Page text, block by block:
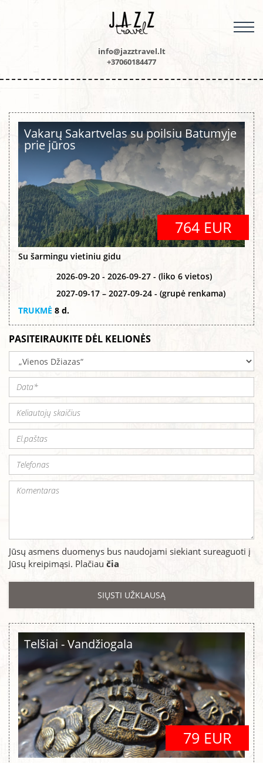
info@jazztravel.lt
+37060184477
Vakarų Sakartvelas su poilsiu Batumyje
prie jūros
764 EUR
Su šarmingu vietiniu gidu
2026-09-20 - 2026-09-27 - (liko 6 vietos)
2027-09-17 – 2027-09-24 - (grupė renkama)
TRUKMĖ 8 d.
PASITEIRAUKITE DĖL KELIONĖS
Jūsų asmens duomenys bus naudojami siekiant sureaguoti į
Jūsų kreipimąsi. Plačiau čia
Telšiai - Vandžiogala
79 EUR